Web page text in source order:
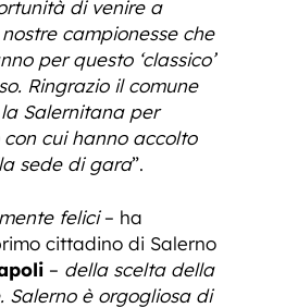
di venire a
campionesse che
per questo ‘classico’
Ringrazio il comune
Salernitana per
con cui hanno accolto
sede di gara”.
felici– ha
cittadino di Salerno
– della scelta della
Salerno è orgogliosa di